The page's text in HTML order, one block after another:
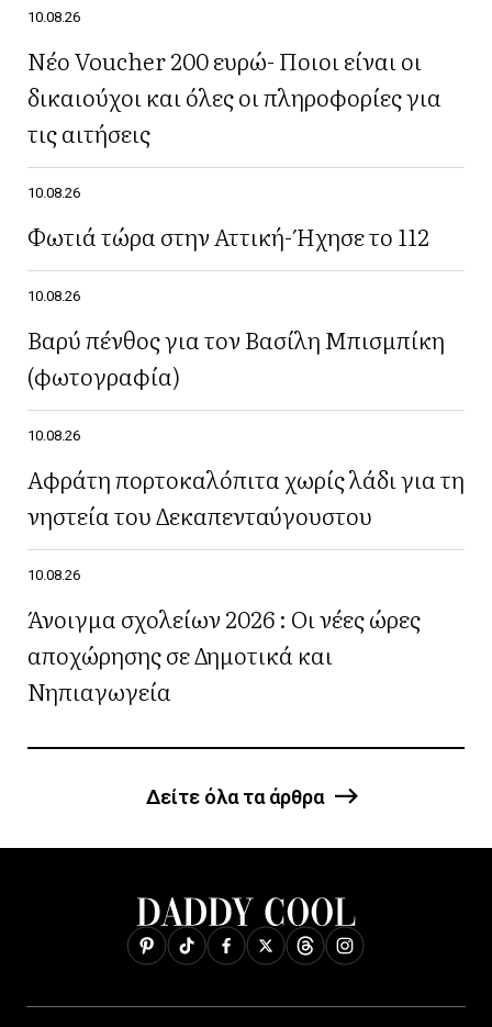
10.08.26
Νέο Voucher 200 ευρώ- Ποιοι είναι οι
δικαιούχοι και όλες οι πληροφορίες για
τις αιτήσεις
10.08.26
Φωτιά τώρα στην Αττική- Ήχησε το 112
10.08.26
Βαρύ πένθος για τον Βασίλη Μπισμπίκη
(φωτογραφία)
10.08.26
Αφράτη πορτοκαλόπιτα χωρίς λάδι για τη
νηστεία του Δεκαπενταύγουστου
10.08.26
Άνοιγμα σχολείων 2026 : Οι νέες ώρες
αποχώρησης σε Δημοτικά και
Νηπιαγωγεία
Δείτε όλα τα άρθρα